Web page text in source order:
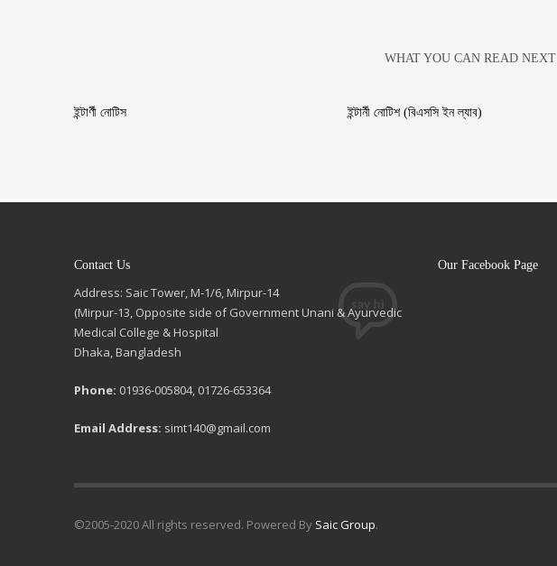
WHAT YOU CAN READ NEXT
ইন্টার্ণী নোটিস ইন্টার্নী নোটিশ (বিএসসি ইন ল্যাব)
Contact Us
Address: Saic Tower, M-1/6, Mirpur-14
(Mirpur-13, Opposite side of Government Unani & Ayurvedic
Medical College & Hospital
Dhaka, Bangladesh
Phone: 01936-005804, 01726-653364
Email Address: simt140@gmail.com
Our Facebook Page
©2005-2020 All rights reserved. Powered By Saic Group.